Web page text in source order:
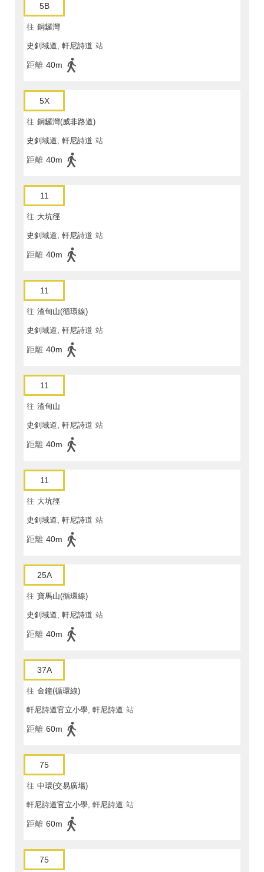
5B
往 銅鑼灣
史釗域道, 軒尼詩道 站
距離 40m
5X
往 銅鑼灣(威非路道)
史釗域道, 軒尼詩道 站
距離 40m
11
往 大坑徑
史釗域道, 軒尼詩道 站
距離 40m
11
往 渣甸山(循環線)
史釗域道, 軒尼詩道 站
距離 40m
11
往 渣甸山
史釗域道, 軒尼詩道 站
距離 40m
11
往 大坑徑
史釗域道, 軒尼詩道 站
距離 40m
25A
往 寶馬山(循環線)
史釗域道, 軒尼詩道 站
距離 40m
37A
往 金鐘(循環線)
軒尼詩道官立小學, 軒尼詩道 站
距離 60m
75
往 中環(交易廣場)
軒尼詩道官立小學, 軒尼詩道 站
距離 60m
75